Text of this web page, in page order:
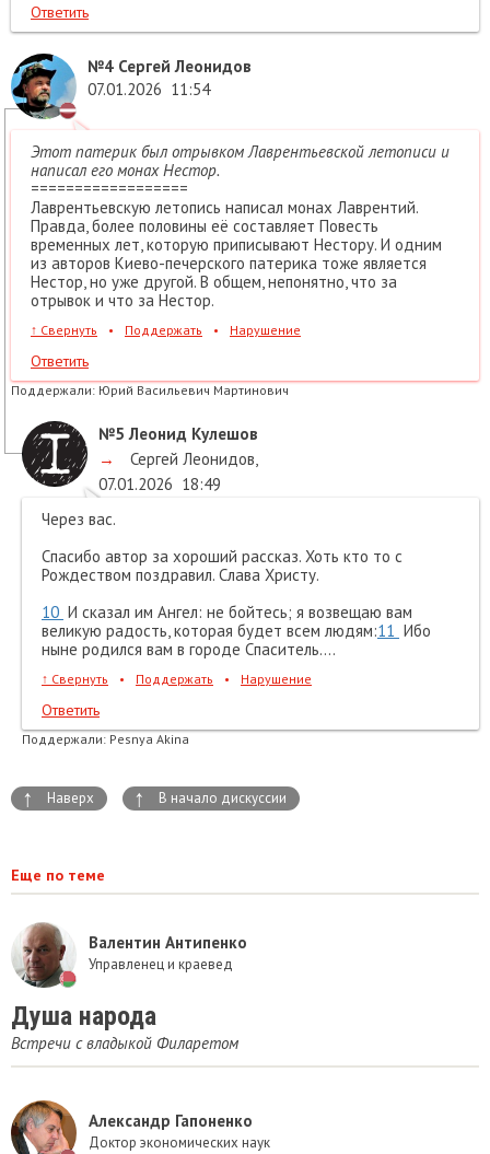
Ответить
№4 Сергей Леонидов
07.01.2026 11:54
Этот патерик был отрывком Лаврентьевской летописи и
написал его монах Нестор.
==================
Лаврентьевскую летопись написал монах Лаврентий.
Правда, более половины её составляет Повесть
временных лет, которую приписывают Нестору. И одним
из авторов Киево-печерского патерика тоже является
Нестор, но уже другой. В общем, непонятно, что за
отрывок и что за Нестор.
↑ Свернуть • Поддержать • Нарушение
Ответить
Поддержали: Юрий Васильевич Мартинович
№5 Леонид Кулешов
→
Сергей Леонидов
07.01.2026 18:49
Через вас.
Спасибо автор за хороший рассказ. Хоть кто то с
Рождеством поздравил. Слава Христу.
10 И сказал им Ангел: не бойтесь; я возвещаю вам
великую радость, которая будет всем людям:11 Ибо
ныне родился вам в городе Спаситель....
↑ Свернуть • Поддержать • Нарушение
Ответить
Поддержали: Pesnya Akina
↑ Наверх ↑ В начало дискуссии
Еще по теме
Валентин Антипенко
Управленец и краевед
Душа народа
Встречи с владыкой Филаретом
Александр Гапоненко
Доктор экономических наук